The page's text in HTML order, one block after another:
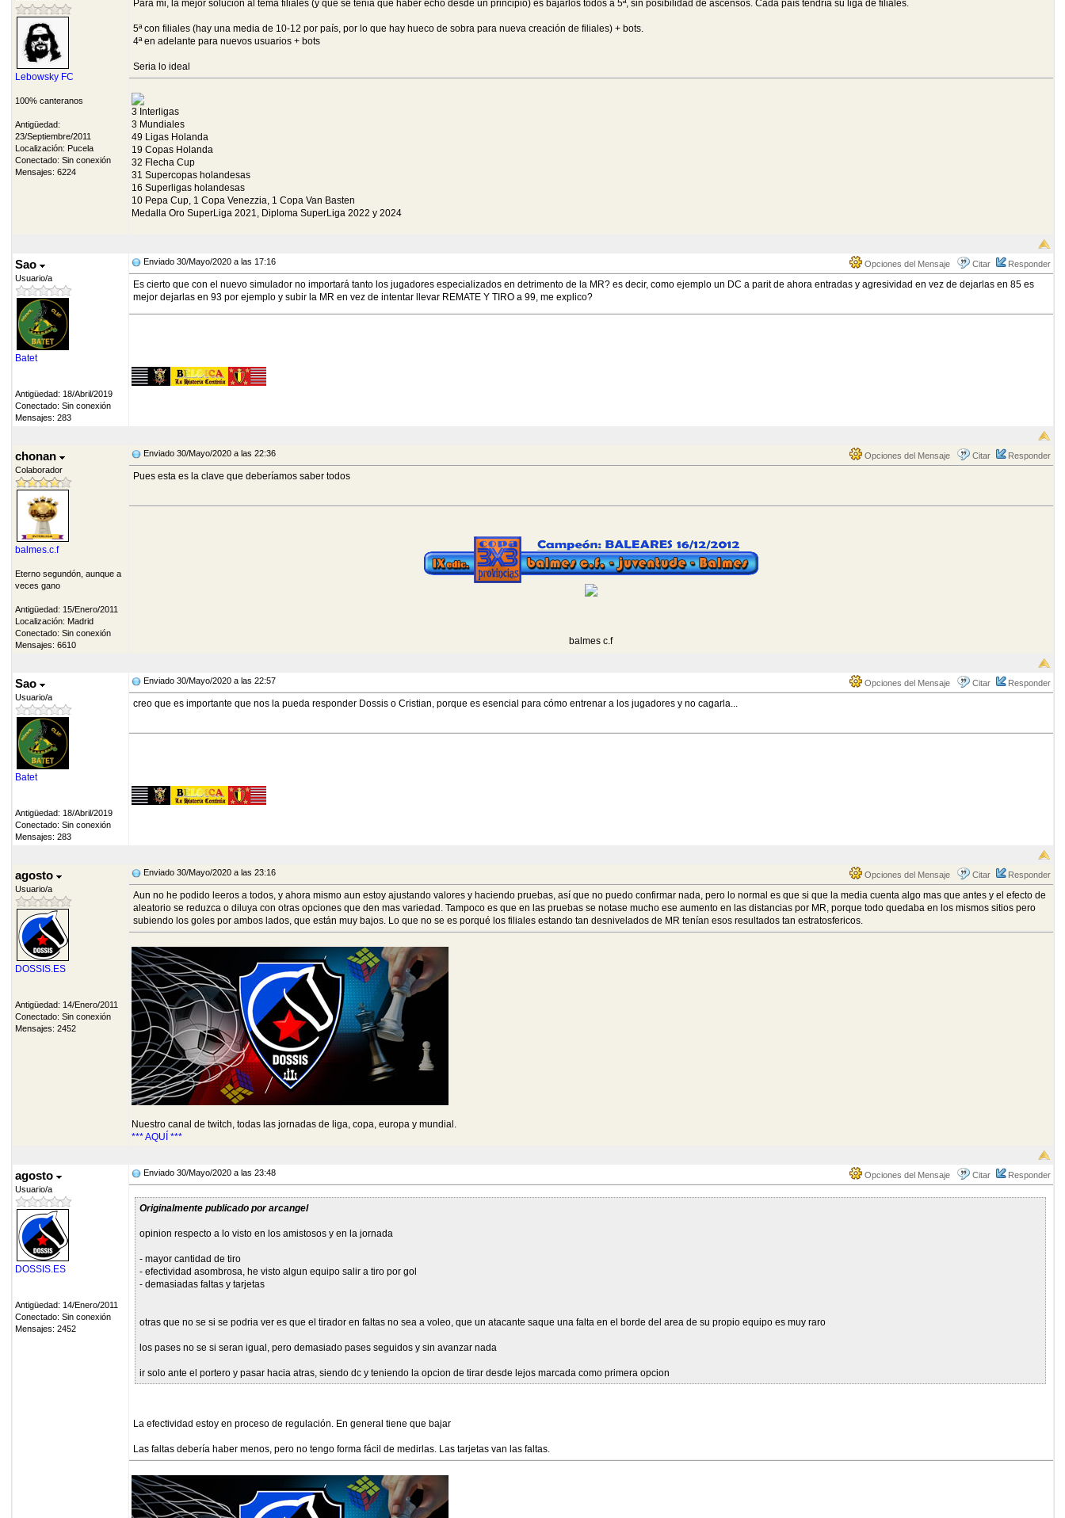
Lebowsky FC
100% canteranos
Antigüedad:
23/Septiembre/2011
Localización: Pucela
Conectado: Sin conexión
Mensajes: 6224
Para mi, la mejor solucion al tema filiales (y que se tenia que haber echo desde un principio) es bajarlos todos a 5ª, sin posibilidad de ascensos. Cada país tendría su liga de filiales.
5ª con filiales (hay una media de 10-12 por país, por lo que hay hueco de sobra para nueva creación de filiales) + bots.
4ª en adelante para nuevos usuarios + bots
Seria lo ideal
3 Interligas
3 Mundiales
49 Ligas Holanda
19 Copas Holanda
32 Flecha Cup
31 Supercopas holandesas
16 Superligas holandesas
10 Pepa Cup, 1 Copa Venezzia, 1 Copa Van Basten
Medalla Oro SuperLiga 2021, Diploma SuperLiga 2022 y 2024
Sao
Usuario/a
Batet
Antigüedad: 18/Abril/2019
Conectado: Sin conexión
Mensajes: 283
Opciones del Mensaje Citar Responder
Enviado 30/Mayo/2020 a las 17:16
Es cierto que con el nuevo simulador no importará tanto los jugadores especializados en detrimento de la MR? es decir, como ejemplo un DC a parit de ahora entradas y agresividad en vez de dejarlas en 85 es
mejor dejarlas en 93 por ejemplo y subir la MR en vez de intentar llevar REMATE Y TIRO a 99, me explico?
chonan
Colaborador
balmes.c.f
Eterno segundón, aunque a
veces gano
Antigüedad: 15/Enero/2011
Localización: Madrid
Conectado: Sin conexión
Mensajes: 6610
Opciones del Mensaje Citar Responder
Enviado 30/Mayo/2020 a las 22:36
Pues esta es la clave que deberíamos saber todos
balmes c.f
Sao
Usuario/a
Batet
Antigüedad: 18/Abril/2019
Conectado: Sin conexión
Mensajes: 283
Opciones del Mensaje Citar Responder
Enviado 30/Mayo/2020 a las 22:57
creo que es importante que nos la pueda responder Dossis o Cristian, porque es esencial para cómo entrenar a los jugadores y no cagarla...
agosto
Usuario/a
DOSSIS.ES
Antigüedad: 14/Enero/2011
Conectado: Sin conexión
Mensajes: 2452
Opciones del Mensaje Citar Responder
Enviado 30/Mayo/2020 a las 23:16
Aun no he podido leeros a todos, y ahora mismo aun estoy ajustando valores y haciendo pruebas, así que no puedo confirmar nada, pero lo normal es que si que la media cuenta algo mas que antes y el efecto de
aleatorio se reduzca o diluya con otras opciones que den mas variedad. Tampoco es que en las pruebas se notase mucho ese aumento en las distancias por MR, porque todo quedaba en los mismos sitios pero
subiendo los goles por ambos lados, que están muy bajos. Lo que no se es porqué los filiales estando tan desnivelados de MR tenían esos resultados tan estratosfericos.
Nuestro canal de twitch, todas las jornadas de liga, copa, europa y mundial.
*** AQUÍ ***
agosto
Usuario/a
DOSSIS.ES
Antigüedad: 14/Enero/2011
Conectado: Sin conexión
Mensajes: 2452
Opciones del Mensaje Citar Responder
Enviado 30/Mayo/2020 a las 23:48
Originalmente publicado por arcangel
opinion respecto a lo visto en los amistosos y en la jornada
- mayor cantidad de tiro
- efectividad asombrosa, he visto algun equipo salir a tiro por gol
- demasiadas faltas y tarjetas
otras que no se si se podria ver es que el tirador en faltas no sea a voleo, que un atacante saque una falta en el borde del area de su propio equipo es muy raro
los pases no se si seran igual, pero demasiado pases seguidos y sin avanzar nada
ir solo ante el portero y pasar hacia atras, siendo dc y teniendo la opcion de tirar desde lejos marcada como primera opcion
La efectividad estoy en proceso de regulación. En general tiene que bajar
Las faltas debería haber menos, pero no tengo forma fácil de medirlas. Las tarjetas van las faltas.